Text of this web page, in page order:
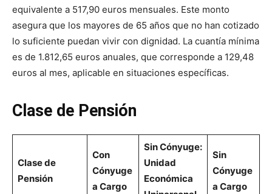
equivalente a 517,90 euros mensuales. Este monto
asegura que los mayores de 65 años que no han cotizado
lo suficiente puedan vivir con dignidad. La cuantía mínima
es de 1.812,65 euros anuales, que corresponde a 129,48
euros al mes, aplicable en situaciones específicas.
Clase de Pensión
Clase de
Pensión
Con
Cónyuge
a Cargo
Sin Cónyuge:
Unidad
Económica
Sin
Cónyuge
a Cargo